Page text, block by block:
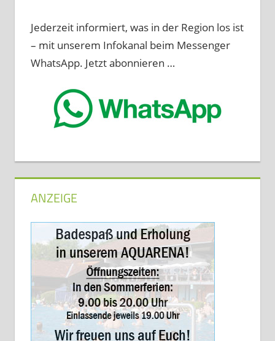
Jederzeit informiert, was in der Region los ist
– mit unserem Infokanal beim Messenger
WhatsApp. Jetzt abonnieren …
ANZEIGE